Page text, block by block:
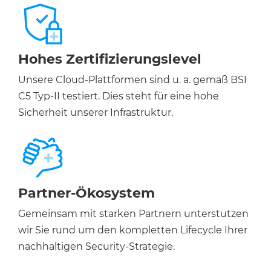
Hohes Zertifizierungslevel
Unsere Cloud-Plattformen sind u. a. gemäß BSI
C5 Typ-II testiert. Dies steht für eine hohe
Sicherheit unserer Infrastruktur.
Partner-Ökosystem
Gemeinsam mit starken Partnern unterstützen
wir Sie rund um den kompletten Lifecycle Ihrer
nachhaltigen Security-Strategie.